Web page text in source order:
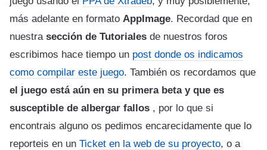
más adelante en formato AppImage. Recordad que en
nuestra sección de Tutoriales de nuestros foros
escribimos hace tiempo un post donde os indicamos
como compilar este juego. También os recordamos que
el juego está aún en su primera beta y que es
susceptible de albergar fallos , por lo que si
encontrais alguno os pedimos encarecidamente que lo
reporteis en un Ticket en la web de su proyecto, o a